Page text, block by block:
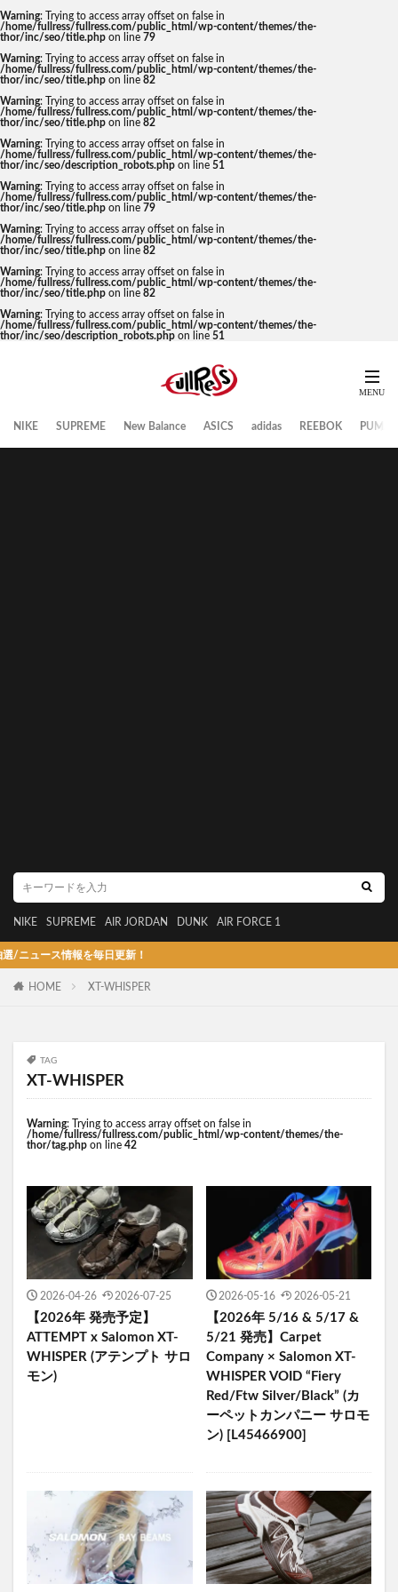
Warning: Trying to access array offset on false in
/home/fullress/fullress.com/public_html/wp-content/themes/the-
thor/inc/seo/title.php on line 79
Warning: Trying to access array offset on false in
/home/fullress/fullress.com/public_html/wp-content/themes/the-
thor/inc/seo/title.php on line 82
Warning: Trying to access array offset on false in
/home/fullress/fullress.com/public_html/wp-content/themes/the-
thor/inc/seo/title.php on line 82
Warning: Trying to access array offset on false in
/home/fullress/fullress.com/public_html/wp-content/themes/the-
thor/inc/seo/description_robots.php on line 51
Warning: Trying to access array offset on false in
/home/fullress/fullress.com/public_html/wp-content/themes/the-
thor/inc/seo/title.php on line 79
Warning: Trying to access array offset on false in
/home/fullress/fullress.com/public_html/wp-content/themes/the-
thor/inc/seo/title.php on line 82
Warning: Trying to access array offset on false in
/home/fullress/fullress.com/public_html/wp-content/themes/the-
thor/inc/seo/title.php on line 82
Warning: Trying to access array offset on false in
/home/fullress/fullress.com/public_html/wp-content/themes/the-
thor/inc/seo/description_robots.php on line 51
NIKE SUPREME New Balance ASICS adidas REEBOK PUMA
NIKE SUPREME AIR JORDAN DUNK AIR FORCE 1
情報を毎日更新！
HOME XT-WHISPER
TAG
XT-WHISPER
Warning: Trying to access array offset on false in
/home/fullress/fullress.com/public_html/wp-content/themes/the-
thor/tag.php on line 42
2026-04-26 2026-07-25
【2026年 発売予定】
ATTEMPT x Salomon XT-
WHISPER (アテンプト サロ
モン)
2026-05-16 2026-05-21
【2026年 5/16 & 5/17 &
5/21 発売】Carpet
Company × Salomon XT-
WHISPER VOID “Fiery
Red/Ftw Silver/Black” (カ
ーペットカンパニー サロモ
ン) [L45466900]